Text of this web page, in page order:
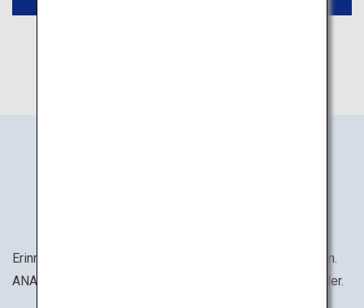
Erinnerungen an eine Reise beginnen mit Bordmahlzeiten.
ANA bietet Mahlzeiten speziell für Babies und Kleinkinder.